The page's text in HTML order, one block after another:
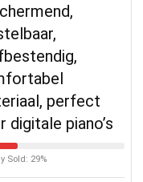
perfect
digitale piano’s
Sold: 29%